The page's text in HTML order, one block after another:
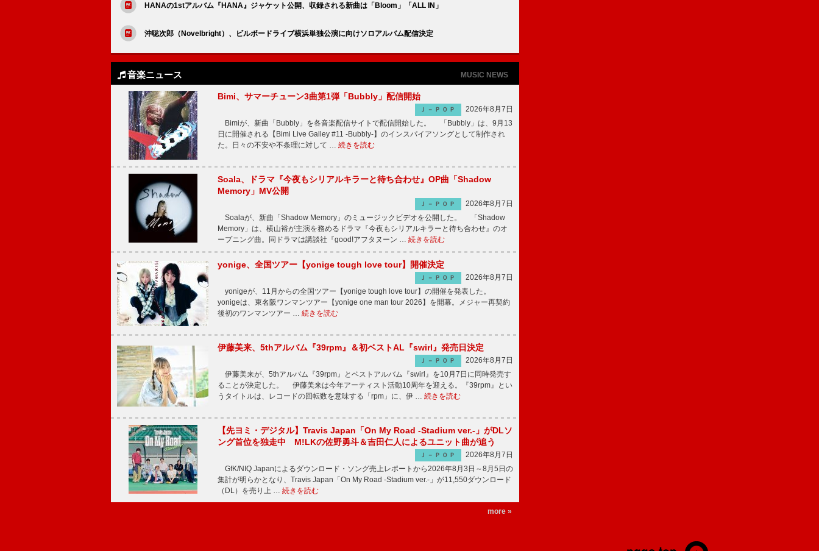
HANAの1stアルバム『HANA』ジャケット公開、収録される新曲は「Bloom」「ALL IN」
沖聡次郎（Novelbright）、ビルボードライブ横浜単独公演に向けソロアルバム配信決定
音楽ニュース MUSIC NEWS
Bimi、サマーチューン3曲第1弾「Bubbly」配信開始
Ｊ－ＰＯＰ
2026年8月7日
Bimiが、新曲「Bubbly」を各音楽配信サイトで配信開始した。 「Bubbly」は、9月13
日に開催される【Bimi Live Galley #11 -Bubbly-】のインスパイアソングとして制作され
た。日々の不安や不条理に対して … 続きを読む
Soala、ドラマ『今夜もシリアルキラーと待ち合わせ』OP曲「Shadow
Memory」MV公開
Ｊ－ＰＯＰ
2026年8月7日
Soalaが、新曲「Shadow Memory」のミュージックビデオを公開した。 「Shadow
Memory」は、横山裕が主演を務めるドラマ『今夜もシリアルキラーと待ち合わせ』のオ
ープニング曲。同ドラマは講談社『good!アフタヌーン … 続きを読む
yonige、全国ツアー【yonige tough love tour】開催決定
Ｊ－ＰＯＰ
2026年8月7日
yonigeが、11月からの全国ツアー【yonige tough love tour】の開催を発表した。
yonigeは、東名阪ワンマンツアー【yonige one man tour 2026】を開幕。メジャー再契約
後初のワンマンツアー … 続きを読む
伊藤美来、5thアルバム『39rpm』＆初ベストAL『swirl』発売日決定
Ｊ－ＰＯＰ
2026年8月7日
伊藤美来が、5thアルバム『39rpm』とベストアルバム『swirl』を10月7日に同時発売す
ることが決定した。 伊藤美来は今年アーティスト活動10周年を迎える。『39rpm』とい
うタイトルは、レコードの回転数を意味する「rpm」に、伊 … 続きを読む
【先ヨミ・デジタル】Travis Japan「On My Road -Stadium ver.-」がDLソ
ング首位を独走中 M!LKの佐野勇斗＆吉田仁人によるユニット曲が追う
Ｊ－ＰＯＰ
2026年8月7日
GfK/NIQ Japanによるダウンロード・ソング売上レポートから2026年8月3日～8月5日の
集計が明らかとなり、Travis Japan「On My Road -Stadium ver.-」が11,550ダウンロード
（DL）を売り上 … 続きを読む
more »